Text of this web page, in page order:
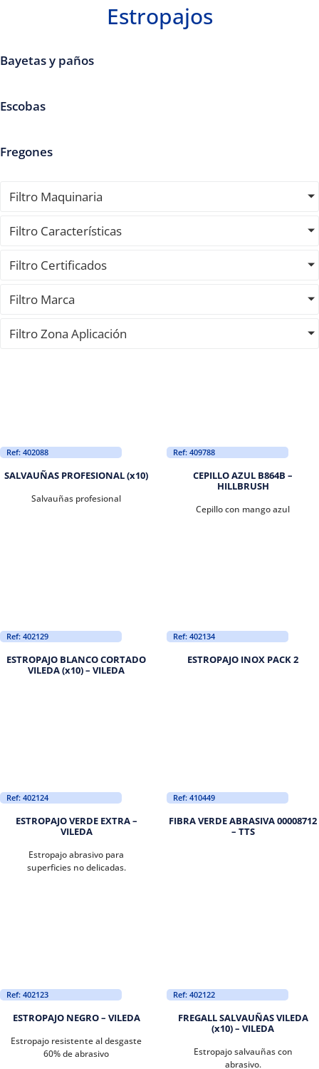
Estropajos
Bayetas y paños
Escobas
Fregones
Filtro Maquinaria
Filtro Características
Filtro Certificados
Filtro Marca
Filtro Zona Aplicación
Ref: 402088
SALVAUÑAS PROFESIONAL (x10)
Salvauñas profesional
Ref: 409788
CEPILLO AZUL B864B –
HILLBRUSH
Cepillo con mango azul
Ref: 402129
ESTROPAJO BLANCO CORTADO
VILEDA (x10) – VILEDA
Ref: 402134
ESTROPAJO INOX PACK 2
Ref: 402124
ESTROPAJO VERDE EXTRA –
VILEDA
Estropajo abrasivo para
superficies no delicadas.
Ref: 410449
FIBRA VERDE ABRASIVA 00008712
– TTS
Ref: 402123
ESTROPAJO NEGRO – VILEDA
Estropajo resistente al desgaste
60% de abrasivo
Ref: 402122
FREGALL SALVAUÑAS VILEDA
(x10) – VILEDA
Estropajo salvauñas con
abrasivo.